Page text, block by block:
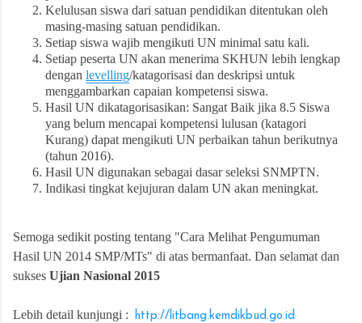
Kelulusan siswa dari satuan pendidikan ditentukan oleh
masing-masing satuan pendidikan.
Setiap siswa wajib mengikuti UN minimal satu kali.
Setiap peserta UN akan menerima SKHUN lebih lengkap
dengan levelling/katagorisasi dan deskripsi untuk
menggambarkan capaian kompetensi siswa.
Hasil UN dikatagorisasikan: Sangat Baik jika 8.5 Siswa
yang belum mencapai kompetensi lulusan (katagori
Kurang) dapat mengikuti UN perbaikan tahun berikutnya
(tahun 2016).
Hasil UN digunakan sebagai dasar seleksi SNMPTN.
Indikasi tingkat kejujuran dalam UN akan meningkat.
Semoga sedikit posting tentang "Cara Melihat Pengumuman
Hasil UN 2014 SMP/MTs" di atas bermanfaat. Dan selamat dan
sukses Ujian Nasional 2015
Lebih detail kunjungi : http://litbang.kemdikbud.go.id